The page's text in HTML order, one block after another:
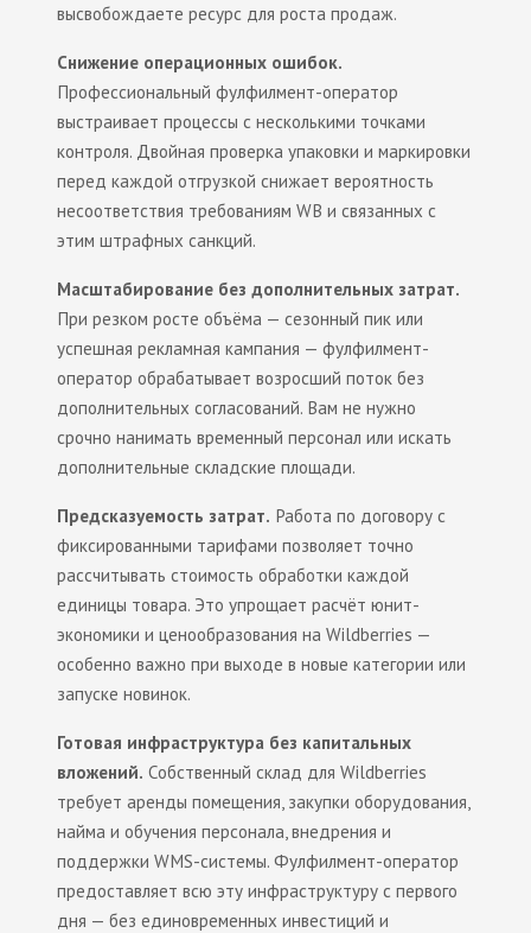
высвобождаете ресурс для роста продаж.
Снижение операционных ошибок.
Профессиональный фулфилмент-оператор
выстраивает процессы с несколькими точками
контроля. Двойная проверка упаковки и маркировки
перед каждой отгрузкой снижает вероятность
несоответствия требованиям WB и связанных с
этим штрафных санкций.
Масштабирование без дополнительных затрат.
При резком росте объёма — сезонный пик или
успешная рекламная кампания — фулфилмент-
оператор обрабатывает возросший поток без
дополнительных согласований. Вам не нужно
срочно нанимать временный персонал или искать
дополнительные складские площади.
Предсказуемость затрат. Работа по договору с
фиксированными тарифами позволяет точно
рассчитывать стоимость обработки каждой
единицы товара. Это упрощает расчёт юнит-
экономики и ценообразования на Wildberries —
особенно важно при выходе в новые категории или
запуске новинок.
Готовая инфраструктура без капитальных
вложений. Собственный склад для Wildberries
требует аренды помещения, закупки оборудования,
найма и обучения персонала, внедрения и
поддержки WMS-системы. Фулфилмент-оператор
предоставляет всю эту инфраструктуру с первого
дня — без единовременных инвестиций и